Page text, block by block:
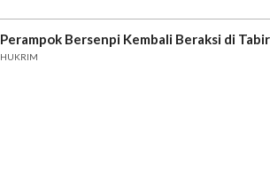
Perampok Bersenpi Kembali Beraksi di Tabir
HUKRIM